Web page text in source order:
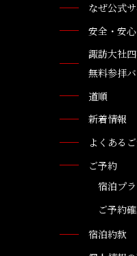
なぜ公式
安全・安
諏訪大社
無料参拝
道順
新着情報
よくある
ご予約
宿泊プ
ご予約
宿泊約款